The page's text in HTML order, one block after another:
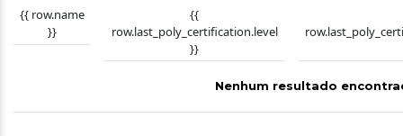
{{ row.name
}}
{{
row.last_poly_certification.level
}}
Nenhum resultado